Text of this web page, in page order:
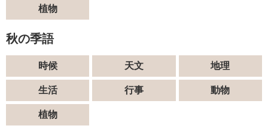
植物
秋の季語
時候 天文 地理
生活 行事 動物
植物